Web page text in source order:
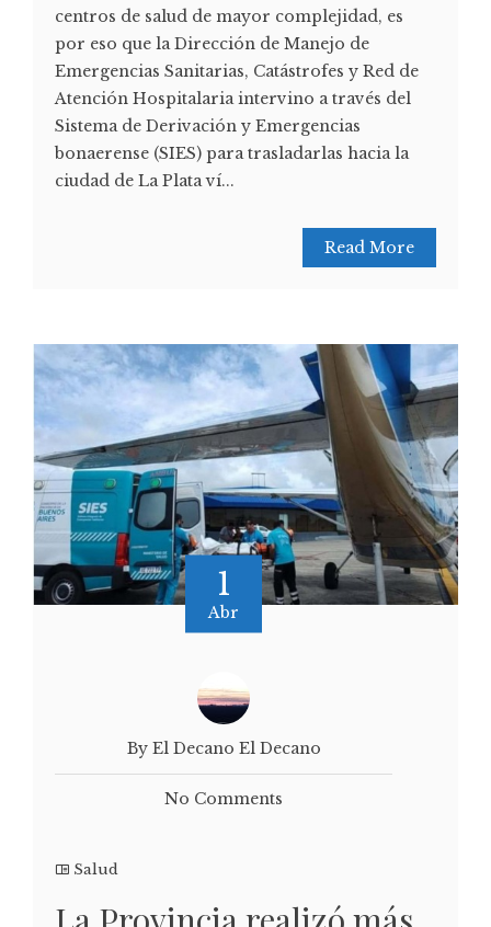
centros de salud de mayor complejidad, es
por eso que la Dirección de Manejo de
Emergencias Sanitarias, Catástrofes y Red de
Atención Hospitalaria intervino a través del
Sistema de Derivación y Emergencias
bonaerense (SIES) para trasladarlas hacia la
ciudad de La Plata ví...
Read More
1
Abr
By El Decano El Decano
No Comments
Salud